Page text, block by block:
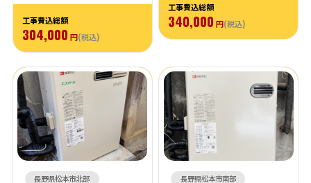
工事費込総額
304,000 円(税込)
工事費込総額
340,000 円(税込)
長野県松本市北部 長野県松本市南部